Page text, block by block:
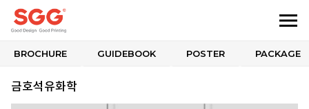
BROCHURE GUIDEBOOK POSTER PACKAGE
금호석유화학